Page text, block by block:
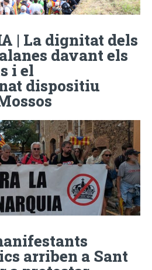
| La dignitat dels
davant els
i el
dispositiu
arriben a Sant